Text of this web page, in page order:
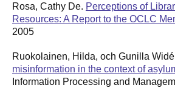
Rosa, Cathy De. Perceptions of
Resources: A Report to the OCLC
2005
Ruokolainen, Hilda, och Gunilla
misinformation in the context of
Information Processing and